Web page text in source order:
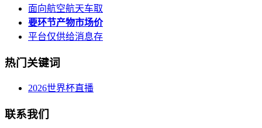
面向航空航天车取
要环节产物市场价
平台仅供给消息存
热门关键词
2026世界杯直播
联系我们